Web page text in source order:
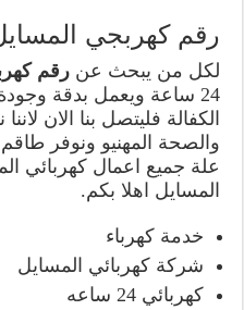
رقم كهربجي
لكل من يبحث عنرقم
24 ساعة ويعمل بدقة
الكفالة فليتصل بنا الان
والصحة المهنيو ونوفر
علة جميع اعمال كهربائي
المسايل اهلا بكم.
خدمة كهرباء
شركة كهربائي المسايل
كهربائي 24 ساعه